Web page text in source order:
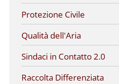
Protezione Civile
Qualità dell'Aria
Sindaci in Contatto 2.0
Raccolta Differenziata